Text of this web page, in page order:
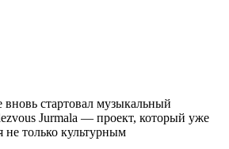
стартовал музыкальный
Jurmala — проект, который уже
не только культурным